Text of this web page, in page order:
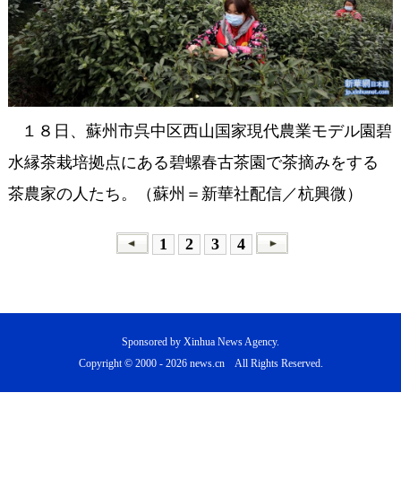
１８日、蘇州市呉中区西山国家現代農業モデル園碧
水縁茶栽培拠点にある碧螺春古茶園で茶摘みをする
茶農家の人たち。（蘇州＝新華社配信／杭興微）
1 2 3 4
Sponsored by Xinhua News Agency.
Copyright © 2000 - 2026 news.cn All Rights Reserved.